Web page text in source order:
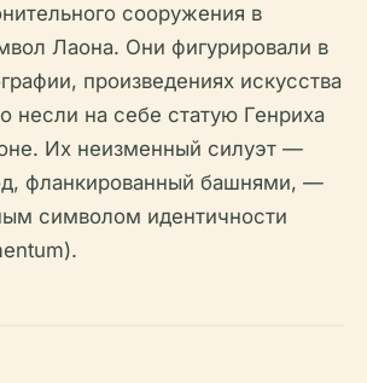
сооружения в
Лаона. Они фигурировали в
произведениях искусства
несли на себе статую Генриха
Их неизменный силуэт —
фланкированный башнями, —
символом идентичности